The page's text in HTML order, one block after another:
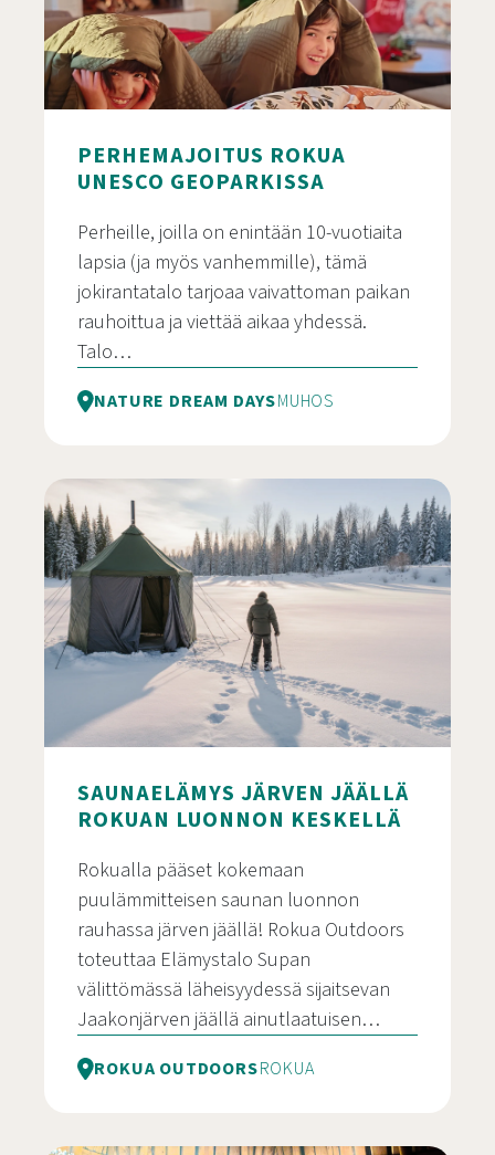
PERHEMAJOITUS ROKUA
UNESCO GEOPARKISSA
Perheille, joilla on enintään 10-vuotiaita
lapsia (ja myös vanhemmille), tämä
jokirantatalo tarjoaa vaivattoman paikan
rauhoittua ja viettää aikaa yhdessä.
Talo…
NATURE DREAM DAYSMUHOS
SAUNAELÄMYS JÄRVEN JÄÄLLÄ
ROKUAN LUONNON KESKELLÄ
Rokualla pääset kokemaan
puulämmitteisen saunan luonnon
rauhassa järven jäällä! Rokua Outdoors
toteuttaa Elämystalo Supan
välittömässä läheisyydessä sijaitsevan
Jaakonjärven jäällä ainutlaatuisen…
ROKUA OUTDOORSROKUA